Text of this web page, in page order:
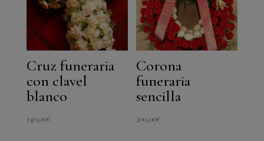
Cruz funeraria
con clavel
blanco
140,00€
Corona
funeraria
sencilla
200,00€